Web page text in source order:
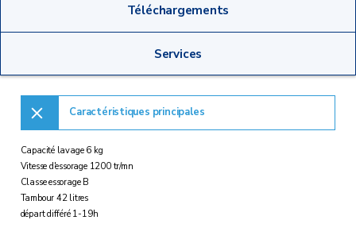
Téléchargements
Services
Caractéristiques principales
Capacité lavage 6 kg
Vitesse d'essorage 1200 tr/mn
Classe essorage B
Tambour 42 litres
départ différé 1-19h